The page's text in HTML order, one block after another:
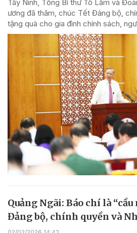
Tây Ninh, Tổng Bí thư Tô Lâm và
ương đã thăm, chúc Tết Đảng bộ,
tặng quà cho gia đình chính sách,
Quảng Ngãi: Báo chí là
Đảng bộ, chính quyền và